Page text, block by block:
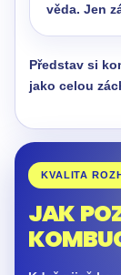
věda. Jen
Představ si
jako celou
KVALITA
JAK